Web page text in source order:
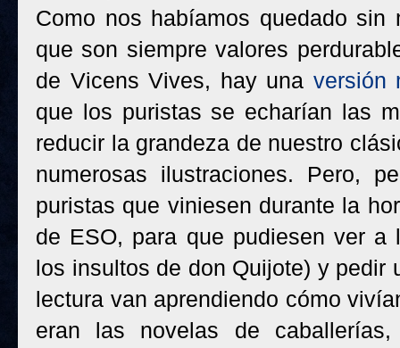
Como nos habíamos quedado
que son siempre valores
de Vicens Vives, hay una versión
que los puristas se echarían las
reducir la grandeza de nuestro
numerosas ilustraciones. Pero,
puristas que viniesen durante la
de ESO, para que pudiesen ver
los insultos de don Quijote) y pedir
lectura van aprendiendo cómo
eran las novelas de